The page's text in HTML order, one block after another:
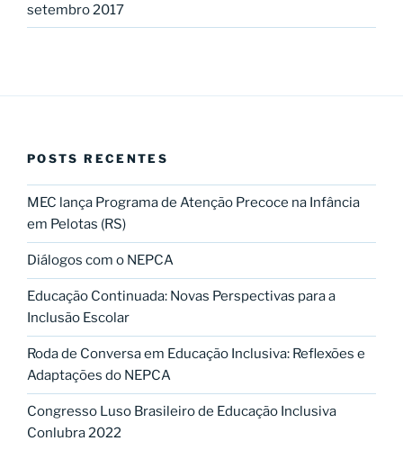
setembro 2017
POSTS RECENTES
MEC lança Programa de Atenção Precoce na Infância
em Pelotas (RS)
Diálogos com o NEPCA
Educação Continuada: Novas Perspectivas para a
Inclusão Escolar
Roda de Conversa em Educação Inclusiva: Reflexões e
Adaptações do NEPCA
Congresso Luso Brasileiro de Educação Inclusiva
Conlubra 2022